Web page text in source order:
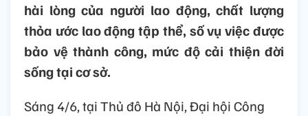
hài lòng của người lao động, chất lượng
thỏa ước lao động tập thể, số vụ việc được
bảo vệ thành công, mức độ cải thiện đời
sống tại cơ sở.
Sáng 4/6, tại Thủ đô Hà Nội, Đại hội Công